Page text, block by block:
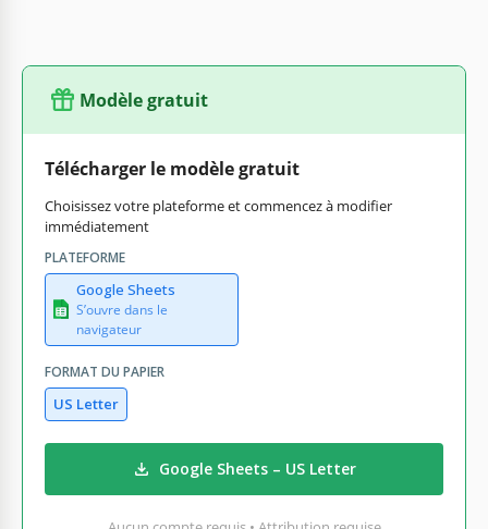
Modèle gratuit
Télécharger le modèle gratuit
Choisissez votre plateforme et commencez à modifier
immédiatement
PLATEFORME
Google Sheets
S’ouvre dans le
navigateur
FORMAT DU PAPIER
US Letter
Google Sheets – US Letter